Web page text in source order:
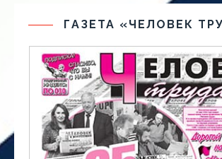
ГАЗЕТА «ЧЕЛОВЕК